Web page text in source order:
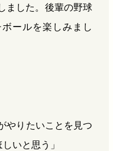
ました。後輩の野球
ールを楽しみまし
りたいことを見つ
いと思う」